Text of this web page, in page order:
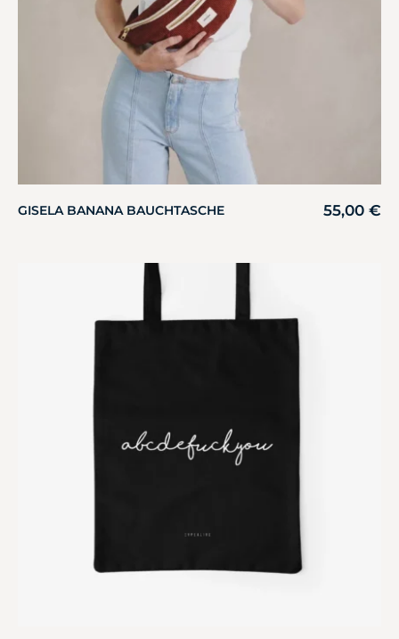
GISELA BANANA BAUCHTASCHE 55,00 €